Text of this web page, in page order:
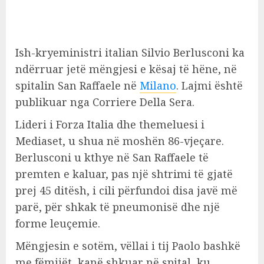
Ish-kryeministri italian Silvio Berlusconi ka
ndërruar jetë mëngjesi e kësaj të hëne, në
spitalin San Raffaele në Milano. Lajmi është
publikuar nga Corriere Della Sera.
Lideri i Forza Italia dhe themeluesi i
Mediaset, u shua në moshën 86-vjeçare.
Berlusconi u kthye në San Raffaele të
premten e kaluar, pas një shtrimi të gjatë
prej 45 ditësh, i cili përfundoi disa javë më
parë, për shkak të pneumonisë dhe një
forme leuçemie.
Mëngjesin e sotëm, vëllai i tij Paolo bashkë